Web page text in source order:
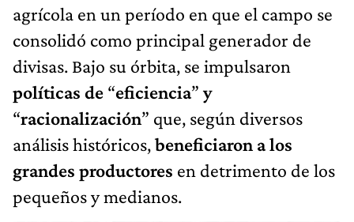
agrícola en un período en que el campo se
consolidó como principal generador de
divisas. Bajo su órbita, se impulsaron
políticas de “eficiencia”y
“racionalización” que, según diversos
análisis históricos,beneficiaron a los
grandes productores en detrimento de los
pequeños y medianos.